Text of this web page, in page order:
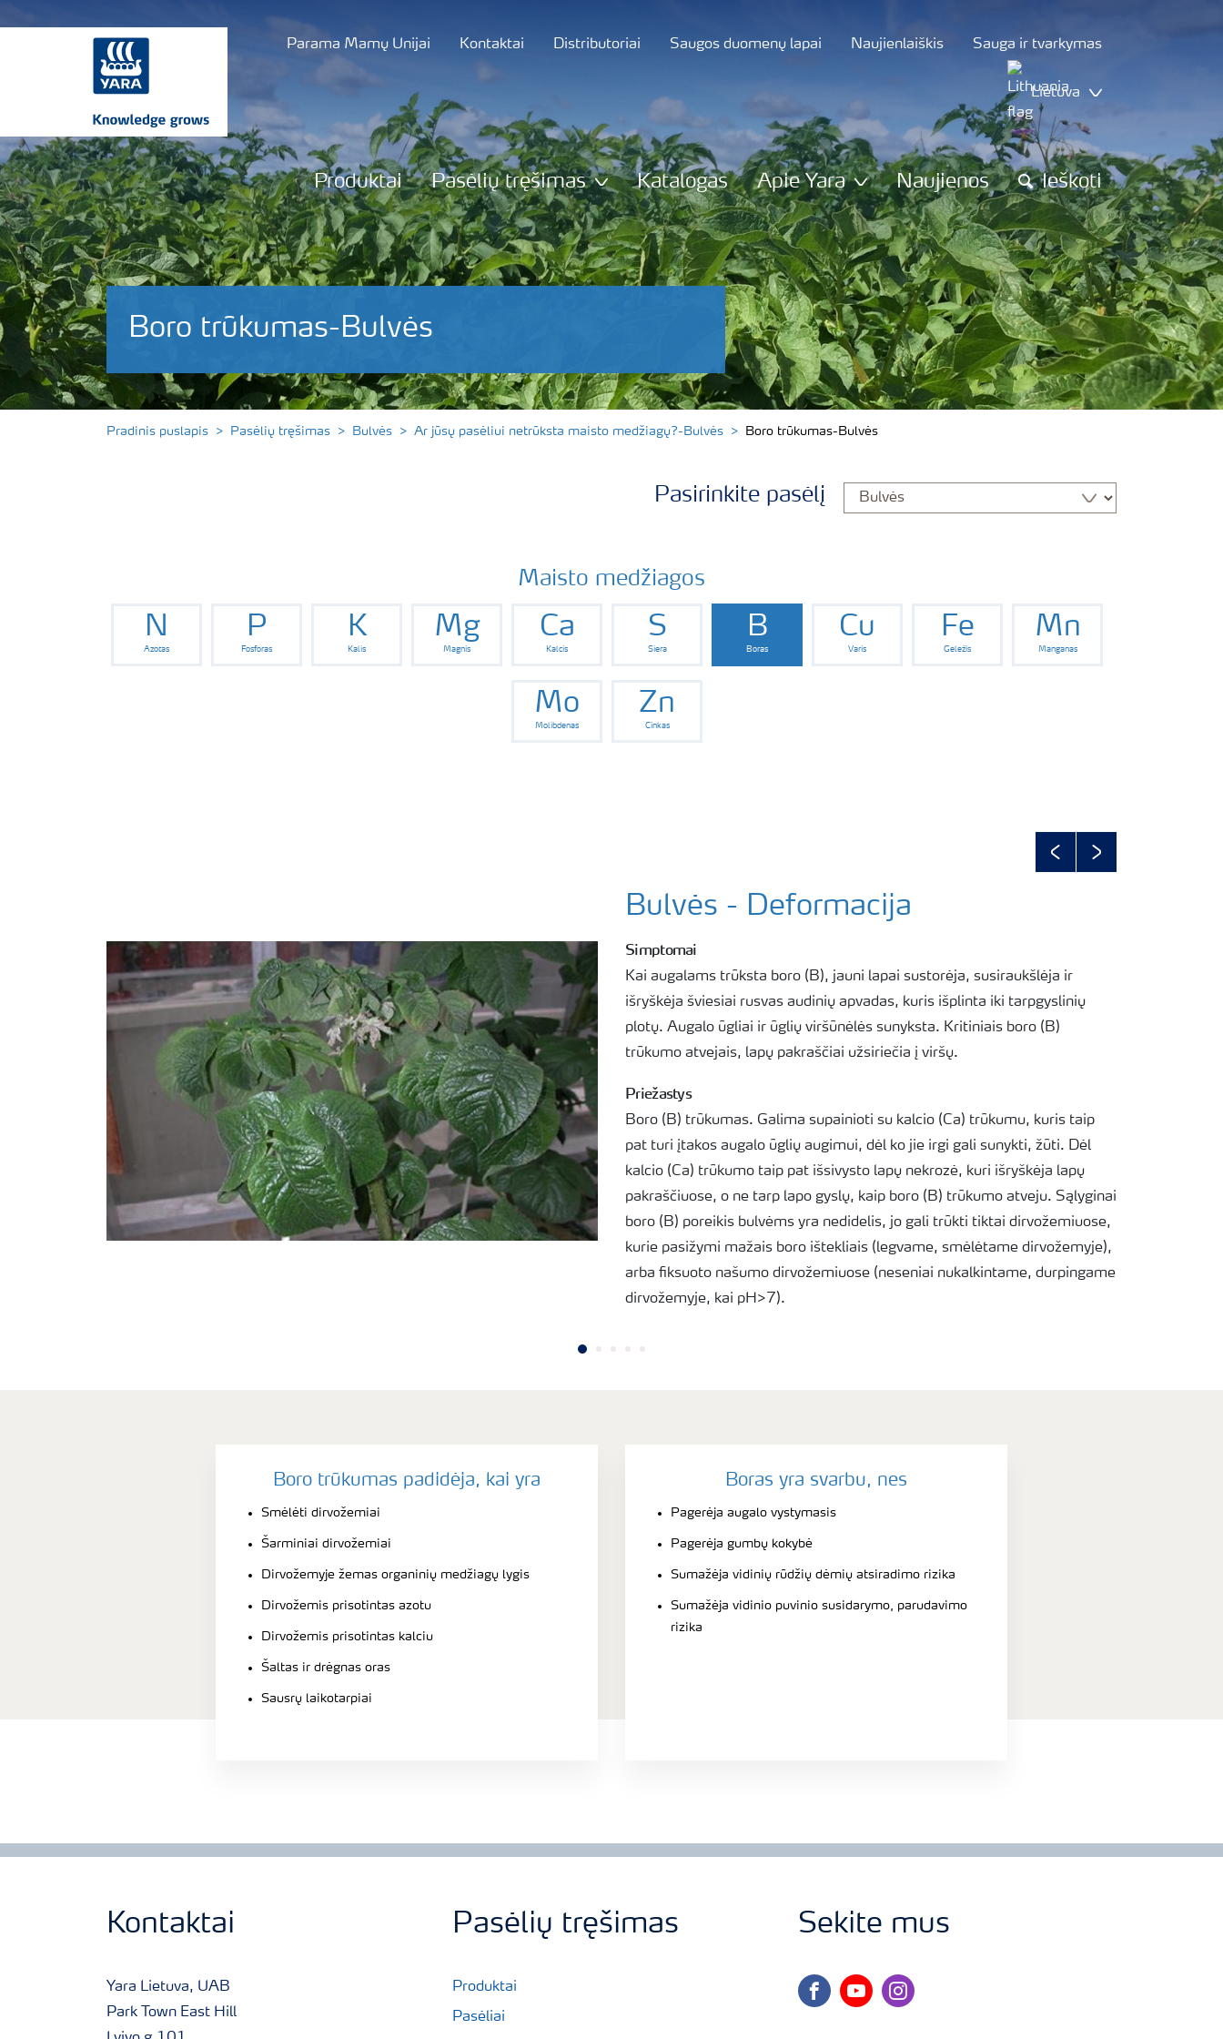
Parama Mamų Unijai Kontaktai Distributoriai Saugos duomenų lapai Naujienlaiškis Sauga ir tvarkymas
Lietuva
Produktai Pasėlių tręšimas Katalogas Apie Yara Naujienos Ieškoti
Boro trūkumas-Bulvės
Pradinis puslapis Pasėlių tręšimas Bulvės Ar jūsų pasėliui netrūksta maisto medžiagų?-Bulvės Boro trūkumas-Bulvės
Pasirinkite pasėlį
Maisto medžiagos
N
Azotas
P
Fosforas
K
Kalis
Mg
Magnis
Ca
Kalcis
S
Siera
B
Boras
Cu
Varis
Fe
Geležis
Mn
Manganas
Mo
Molibdenas
Zn
Cinkas
PreviousNext
Bulvės - Deformacija
Simptomai
Kai augalams trūksta boro (B), jauni lapai sustorėja, susiraukšlėja ir
išryškėja šviesiai rusvas audinių apvadas, kuris išplinta iki tarpgyslinių
plotų. Augalo ūgliai ir ūglių viršūnėlės sunyksta. Kritiniais boro (B)
trūkumo atvejais, lapų pakraščiai užsiriečia į viršų.
Priežastys
Boro (B) trūkumas. Galima supainioti su kalcio (Ca) trūkumu, kuris taip
pat turi įtakos augalo ūglių augimui, dėl ko jie irgi gali sunykti, žūti. Dėl
kalcio (Ca) trūkumo taip pat išsivysto lapų nekrozė, kuri išryškėja lapų
pakraščiuose, o ne tarp lapo gyslų, kaip boro (B) trūkumo atveju. Sąlyginai
boro (B) poreikis bulvėms yra nedidelis, jo gali trūkti tiktai dirvožemiuose,
kurie pasižymi mažais boro ištekliais (legvame, smėlėtame dirvožemyje),
arba fiksuoto našumo dirvožemiuose (neseniai nukalkintame, durpingame
dirvožemyje, kai pH>7).
Boro trūkumas padidėja, kai yra
Smėlėti dirvožemiai
Šarminiai dirvožemiai
Dirvožemyje žemas organinių medžiagų lygis
Dirvožemis prisotintas azotu
Dirvožemis prisotintas kalciu
Šaltas ir drėgnas oras
Sausrų laikotarpiai
Boras yra svarbu, nes
Pagerėja augalo vystymasis
Pagerėja gumbų kokybė
Sumažėja vidinių rūdžių dėmių atsiradimo rizika
Sumažėja vidinio puvinio susidarymo, parudavimo
rizika
Kontaktai
Yara Lietuva, UAB
Park Town East Hill
Pasėlių tręšimas
Produktai
Pasėliai
Sekite mus
facebookyoutubeinstagram